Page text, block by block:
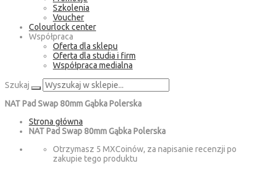
Szkolenia
Voucher
Colourlock center
Współpraca
Oferta dla sklepu
Oferta dla studia i firm
Współpraca medialna
Szukaj
NAT Pad Swap 80mm Gąbka Polerska
Strona główna
NAT Pad Swap 80mm Gąbka Polerska
Otrzymasz 5 MXCoinów, za napisanie recenzji po
zakupie tego produktu